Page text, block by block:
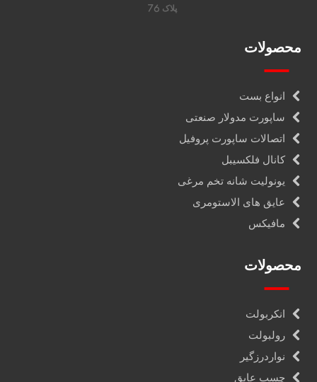
پلاک 76
محصولات
انواع بست
ساپورت مدولار صنعتی
اتصالات ساپورت پروفیل
کانال فلکسیبل
یونولیت شانه تخم مرغی
عایق های الاستومری
مافیکس
محصولات
انکربولت
رولبولت
نواردرزگیر
چسب عایق